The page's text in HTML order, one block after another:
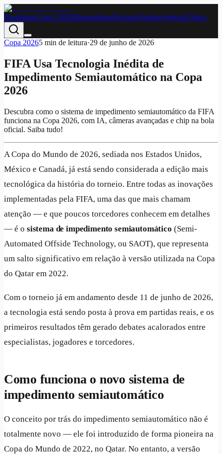
BastidoresCopa 2026EliminatóriasHistóriaNotíciasSeleçãoTática
Copa 20265 min de leitura·29 de junho de 2026
FIFA Usa Tecnologia Inédita de
Impedimento Semiautomático na Copa
2026
Descubra como o sistema de impedimento semiautomático da FIFA
funciona na Copa 2026, com IA, câmeras avançadas e chip na bola
oficial. Saiba tudo!
A Copa do Mundo de 2026, sediada nos Estados Unidos,
México e Canadá, já está sendo considerada a edição mais
tecnológica da história do torneio. Entre todas as inovações
implementadas pela FIFA, uma das que mais chamam
atenção — e que poucos torcedores conhecem em detalhes
— é o sistema de impedimento semiautomático (Semi-
Automated Offside Technology, ou SAOT), que representa
um salto significativo em relação à versão utilizada na Copa
do Qatar em 2022.
Com o torneio já em andamento desde 11 de junho de 2026,
a tecnologia está sendo posta à prova em partidas reais, e os
primeiros resultados têm gerado debates acalorados entre
especialistas, jogadores e torcedores.
Como funciona o novo sistema de
impedimento semiautomático
O conceito por trás do impedimento semiautomático não é
totalmente novo — ele foi introduzido de forma pioneira na
Copa do Mundo de 2022, no Qatar. No entanto, a versão